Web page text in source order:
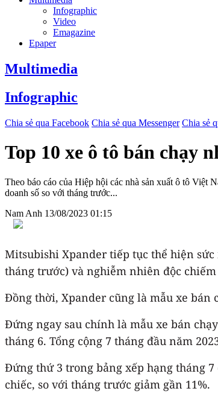
Infographic
Video
Emagazine
Epaper
Multimedia
Infographic
Chia sẻ qua Facebook Chia sẻ qua Messenger Chia sẻ
Top 10 xe ô tô bán chạy
Theo báo cáo của Hiệp hội các nhà sản xuất ô tô
doanh số so với tháng trước...
Nam Anh 13/08/2023 01:15
Mitsubishi Xpander tiếp tục thể hiện sức
tháng trước) và nghiễm nhiên độc
Đồng thời, Xpander cũng là mẫu xe bán
Đứng ngay sau chính là mẫu xe bán
tháng 6. Tổng cộng 7 tháng đầu năm
Đứng thứ 3 trong bảng xếp hạng tháng
chiếc, so với tháng trước giảm gần 11%.